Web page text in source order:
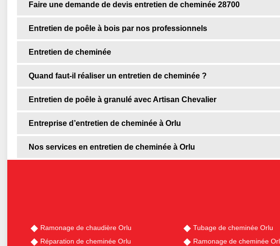
Faire une demande de devis entretien de cheminée 28700
Entretien de poêle à bois par nos professionnels
Entretien de cheminée
Quand faut-il réaliser un entretien de cheminée ?
Entretien de poêle à granulé avec Artisan Chevalier
Entreprise d’entretien de cheminée à Orlu
Nos services en entretien de cheminée à Orlu
Ramonage de chaudière Orlu
Réparation de cheminée Orlu
Tubage de cheminée Orlu
Ramonage de cheminée